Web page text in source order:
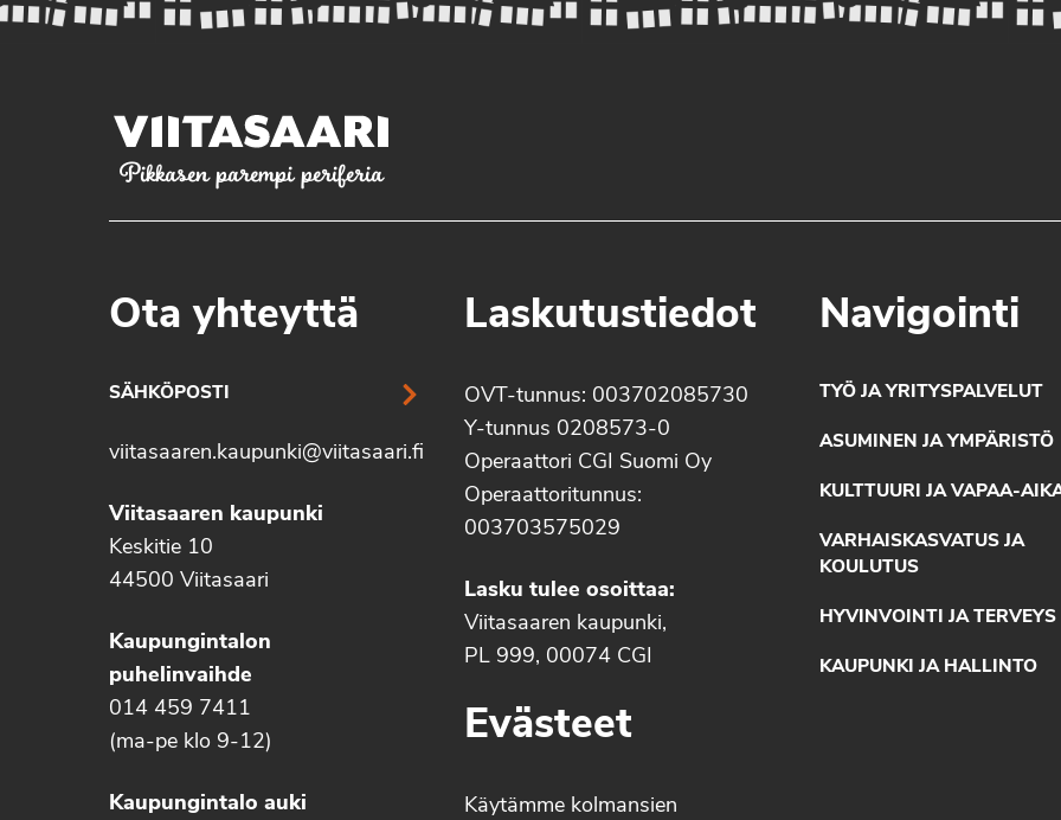
Pikkasen parempi periferia
Ota yhteyttä
SÄHKÖPOSTI
viitasaaren.kaupunki@viitasaari.fi
Viitasaaren kaupunki
Keskitie 10
44500 Viitasaari
Kaupungintalon
puhelinvaihde
014 459 7411
(ma-pe klo 9-12)
Kaupungintalo auki
Laskutustiedot
OVT-tunnus: 003702085730
Y-tunnus 0208573-0
Operaattori CGI Suomi Oy
Operaattoritunnus:
003703575029
Lasku tulee osoittaa:
Viitasaaren kaupunki,
PL 999, 00074 CGI
Evästeet
Käytämme kolmansien
Navigointi
TYÖ JA YRITYSPALVELUT
ASUMINEN JA YMPÄRISTÖ
KULTTUURI JA VAPAA-
VARHAISKASVATUS JA
KOULUTUS
HYVINVOINTI JA TERVEYS
KAUPUNKI JA HALLINTO